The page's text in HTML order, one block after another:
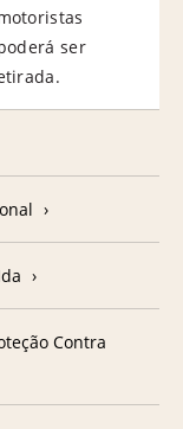
ser
Contra